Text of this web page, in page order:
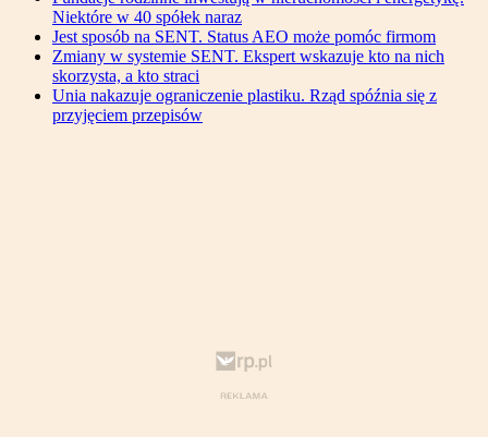
Niektóre w 40 spółek naraz
Jest sposób na SENT. Status AEO może pomóc firmom
Zmiany w systemie SENT. Ekspert wskazuje kto na nich
skorzysta, a kto straci
Unia nakazuje ograniczenie plastiku. Rząd spóźnia się z
przyjęciem przepisów